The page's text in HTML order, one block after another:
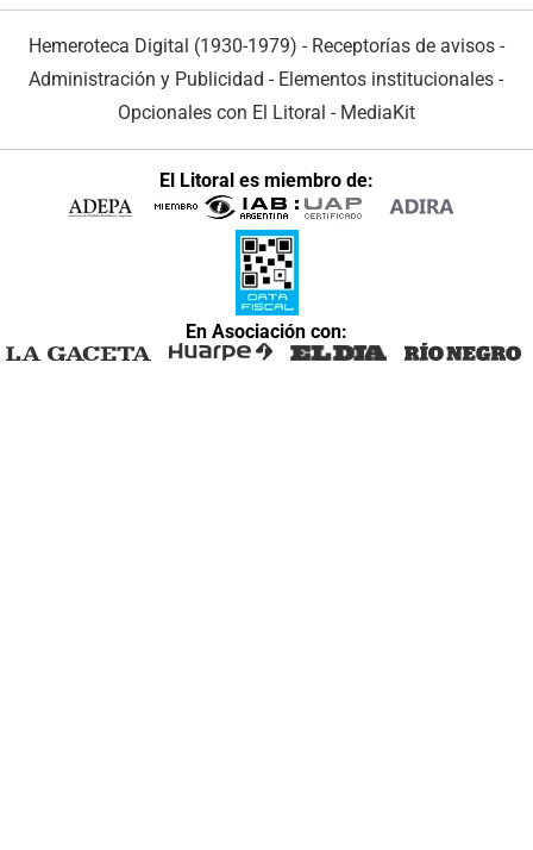
Hemeroteca Digital (1930-1979) - Receptorías de avisos -
Administración y Publicidad - Elementos institucionales -
Opcionales con El Litoral - MediaKit
El Litoral es miembro de:
En Asociación con: